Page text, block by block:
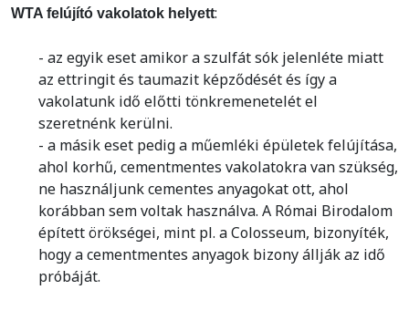
WTA felújító vakolatok helyett:
- az egyik eset amikor a szulfát sók jelenléte miatt
az ettringit és taumazit képződését és így a
vakolatunk idő előtti tönkremenetelét el
szeretnénk kerülni.
- a másik eset pedig a műemléki épületek felújítása,
ahol korhű, cementmentes vakolatokra van szükség,
ne használjunk cementes anyagokat ott, ahol
korábban sem voltak használva. A Római Birodalom
épített örökségei, mint pl. a Colosseum, bizonyíték,
hogy a cementmentes anyagok bizony állják az idő
próbáját.